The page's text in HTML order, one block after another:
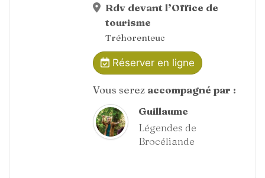
Rdv devant l’Office de
tourisme
Tréhorenteuc
Réserver en ligne
Vous serez accompagné par :
Guillaume
Légendes de
Brocéliande